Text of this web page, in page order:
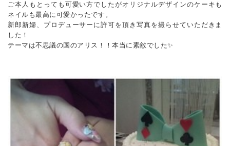
ご本人もとっても可愛い方でしたがオリジナルデザインのケーキも
ネイルも最高に可愛かったです。
新郎新婦、プロデューサーに許可を頂き写真を撮らせていただきま
した！
テーマは不思議の国のアリス！！本当に素敵でした✨